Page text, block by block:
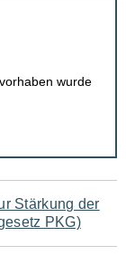
wurde
Stärkung der
PKG)